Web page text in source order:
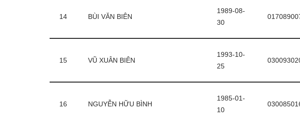
14 BÙI VĂN BIÊN
1989-08-
30
15 VŨ XUÂN BIÊN
1993-10-
25
16 NGUYỄN HỮU BÌNH
1985-01-
10